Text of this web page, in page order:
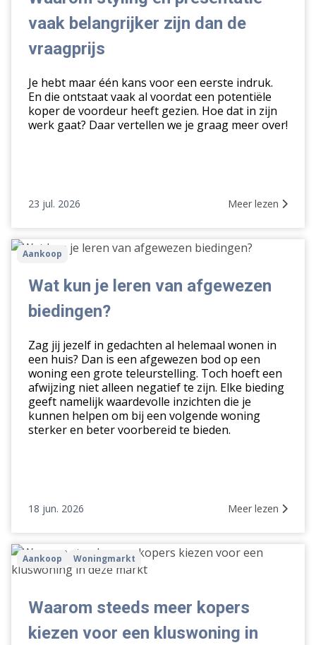
belangrijker
zijn
vraagprijs
vaak belangrijker zijn dan de
vraagprijs
Je hebt maar één kans voor een eerste indruk.
En die ontstaat vaak al voordat een potentiële
koper de voordeur heeft gezien. Hoe dat in zijn
werk gaat? Daar vertellen we je graag meer over!
23 jul. 2026 Meer lezen
Wat
van
biedingen?
Aankoop
Wat kun je leren van afgewezen
biedingen?
Zag jij jezelf in gedachten al helemaal wonen in
een huis? Dan is een afgewezen bod op een
woning een grote teleurstelling. Toch hoeft een
afwijzing niet alleen negatief te zijn. Elke bieding
geeft namelijk waardevolle inzichten die je
kunnen helpen om bij een volgende woning
sterker en beter voorbereid te bieden.
18 jun. 2026 Meer lezen
Waarom
steeds
kopers
voor
Aankoop Woningmarkt
Waarom steeds meer kopers
kiezen voor een kluswoning in